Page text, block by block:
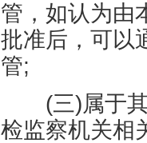
管，如认为由
批准后，可以
管;
(三)属于
检监察机关相